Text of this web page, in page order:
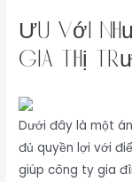
Ưu với
giá thị
Dưới đây là một
đủ quyền lợi với
giúp công ty gia